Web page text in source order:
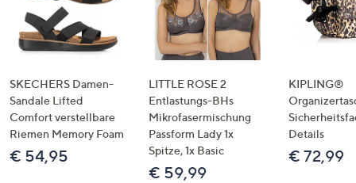
SKECHERS Damen-
Sandale Lifted
Comfort verstellbare
Riemen Memory Foam
€ 54,95
LITTLE ROSE 2
Entlastungs-BHs
Mikrofasermischung
Passform Lady 1x
Spitze, 1x Basic
€ 59,99
KIPLING®
Details
€ 72,99